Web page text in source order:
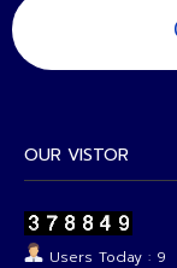
OUR VISTOR
Users Today : 9